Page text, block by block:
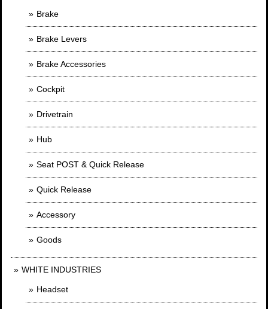
Brake
Brake Levers
Brake Accessories
Cockpit
Drivetrain
Hub
Seat POST & Quick Release
Quick Release
Accessory
Goods
WHITE INDUSTRIES
Headset